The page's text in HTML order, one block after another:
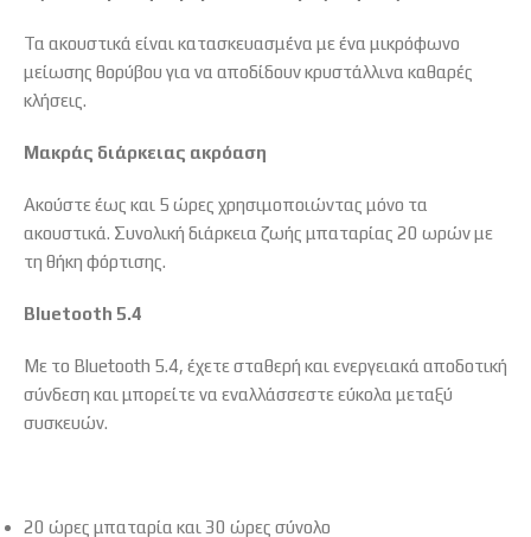
Τα ακουστικά είναι κατασκευασμένα με ένα μικρόφωνο
μείωσης θορύβου για να αποδίδουν κρυστάλλινα καθαρές
κλήσεις.
Μακράς διάρκειας ακρόαση
Ακούστε έως και 5 ώρες χρησιμοποιώντας μόνο τα
ακουστικά. Συνολική διάρκεια ζωής μπαταρίας 20 ωρών με
τη θήκη φόρτισης.
Bluetooth 5.4
Με το Bluetooth 5.4, έχετε σταθερή και ενεργειακά αποδοτική
σύνδεση και μπορείτε να εναλλάσσεστε εύκολα μεταξύ
συσκευών.
20 ώρες μπαταρία και 30 ώρες σύνολο